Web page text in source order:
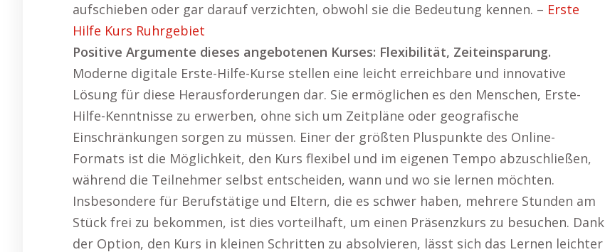
aufschieben oder gar darauf verzichten, obwohl sie die Bedeutung kennen. – Erste
Hilfe Kurs Ruhrgebiet
Positive Argumente dieses angebotenen Kurses: Flexibilität, Zeiteinsparung.
Moderne digitale Erste-Hilfe-Kurse stellen eine leicht erreichbare und innovative
Lösung für diese Herausforderungen dar. Sie ermöglichen es den Menschen, Erste-
Hilfe-Kenntnisse zu erwerben, ohne sich um Zeitpläne oder geografische
Einschränkungen sorgen zu müssen. Einer der größten Pluspunkte des Online-
Formats ist die Möglichkeit, den Kurs flexibel und im eigenen Tempo abzuschließen,
während die Teilnehmer selbst entscheiden, wann und wo sie lernen möchten.
Insbesondere für Berufstätige und Eltern, die es schwer haben, mehrere Stunden am
Stück frei zu bekommen, ist dies vorteilhaft, um einen Präsenzkurs zu besuchen. Dank
der Option, den Kurs in kleinen Schritten zu absolvieren, lässt sich das Lernen leichter